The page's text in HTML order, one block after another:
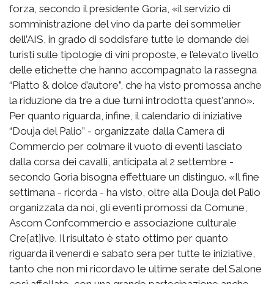
forza, secondo il presidente Goria, «il servizio di
somministrazione del vino da parte dei sommelier
dell’AIS, in grado di soddisfare tutte le domande dei
turisti sulle tipologie di vini proposte, e l’elevato livello
delle etichette che hanno accompagnato la rassegna
“Piatto & dolce d’autore”, che ha visto promossa anche
la riduzione da tre a due turni introdotta quest'anno».
Per quanto riguarda, infine, il calendario di iniziative
“Douja del Palio” - organizzate dalla Camera di
Commercio per colmare il vuoto di eventi lasciato
dalla corsa dei cavalli, anticipata al 2 settembre -
secondo Goria bisogna effettuare un distinguo. «Il fine
settimana - ricorda - ha visto, oltre alla Douja del Palio
organizzata da noi, gli eventi promossi da Comune,
Ascom Confcommercio e associazione culturale
Cre[at]ive. Il risultato è stato ottimo per quanto
riguarda il venerdì e sabato sera per tutte le iniziative,
tanto che non mi ricordavo le ultime serate del Salone